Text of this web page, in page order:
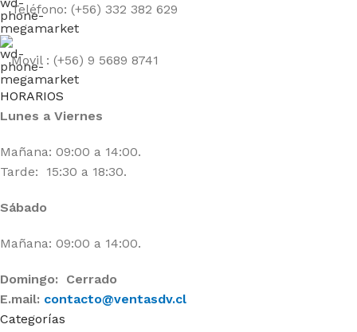
Teléfono: (+56) 332 382 629
Movil : (+56) 9 5689 8741
HORARIOS
Lunes a Viernes
Mañana: 09:00 a 14:00.
Tarde: 15:30 a 18:30.
Sábado
Mañana: 09:00 a 14:00.
Domingo: Cerrado
E.mail: contacto@ventasdv.cl
Categorías